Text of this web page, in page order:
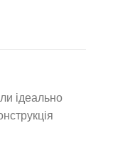
ідеально